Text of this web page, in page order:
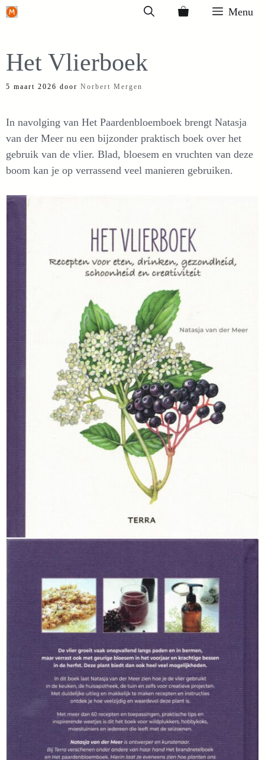
Ga
inhoud
Menu
Het Vlierboek
5 maart 2026 door Norbert Mergen
In navolging van Het Paardenbloemboek brengt Natasja
van der Meer nu een bijzonder praktisch boek over het
gebruik van de vlier. Blad, bloesem en vruchten van deze
boom kan je op verrassend veel manieren gebruiken.